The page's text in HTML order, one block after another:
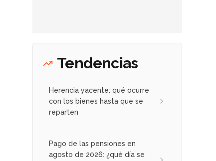
Tendencias
Herencia yacente: qué ocurre
con los bienes hasta que se
reparten
Pago de las pensiones en
agosto de 2026: ¿qué día se